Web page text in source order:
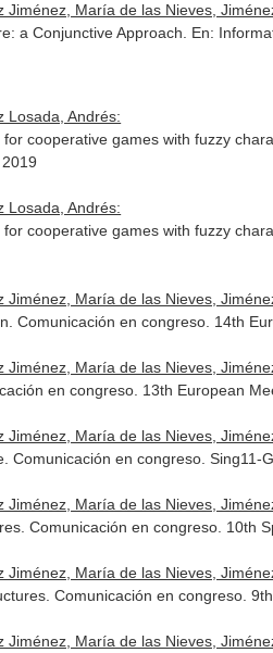
María de las Nieves,
a Conjunctive Approach. En:
Losada, Andrés:
cooperative games with fuzzy
Losada, Andrés:
cooperative games with fuzzy
María de las Nieves,
Comunicación en congreso. 14th
María de las Nieves,
en congreso. 13th European
María de las Nieves,
Comunicación en congreso.
María de las Nieves,
Comunicación en congreso. 10th
María de las Nieves,
Comunicación en congreso.
María de las Nieves,